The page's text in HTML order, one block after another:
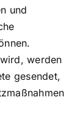
und
werden
gesendet,